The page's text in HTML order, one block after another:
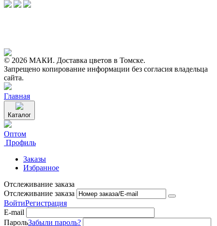
© 2026 МАКИ. Доставка цветов в Томске.
Запрещено копирование информации без согласия владельца
сайта.
Главная
Каталог
Оптом
Профиль
Заказы
Избранное
Отслеживание заказа
Отслеживание заказа
ВойтиРегистрация
E-mail
ПарольЗабыли пароль?